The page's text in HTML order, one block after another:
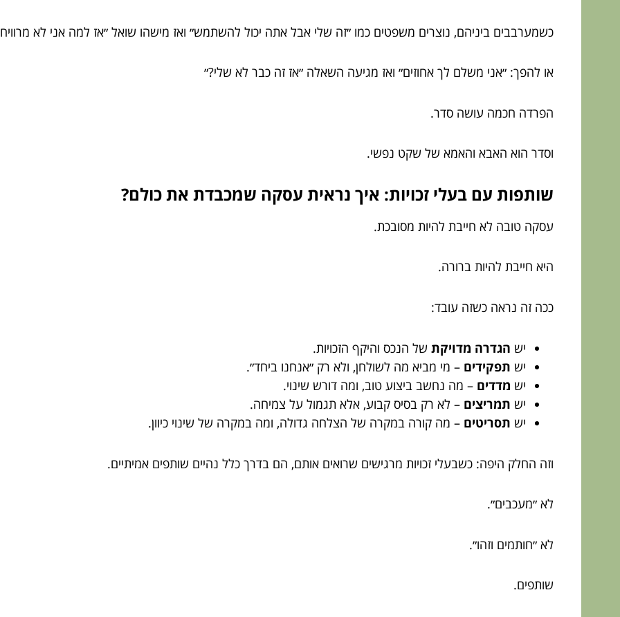
כשמערבבים ביניהם, נוצרים משפטים כמו ״זה שלי אבל אתה יכול להשתמש״ ואז מישהו שואל ״אז למה אני לא
או להפך: ״אני משלם לך אחוזים״ ואז מגיעה השאלה ״אז זה כבר לא שלי?״
הפרדה חכמה עושה סדר.
וסדר הוא האבא והאמא של שקט נפשי.
שותפות עם בעלי זכויות: איך נראית עסקה שמכבדת את כולם?
עסקה טובה לא חייבת להיות מסובכת.
היא חייבת להיות ברורה.
ככה זה נראה כשזה עובד:
יש הגדרה מדויקת של הנכס והיקף הזכויות.
יש תפקידים – מי מביא מה לשולחן, ולא רק ״אנחנו ביחד״.
יש מדדים – מה נחשב ביצוע טוב, ומה דורש שינוי.
יש תמריצים – לא רק בסיס קבוע, אלא תגמול על צמיחה.
יש תסריטים – מה קורה במקרה של הצלחה גדולה, ומה במקרה של שינוי כיוון.
וזה החלק היפה: כשבעלי זכויות מרגישים שרואים אותם, הם בדרך כלל נהיים שותפים אמיתיים.
לא ״מעכבים״.
לא ״חותמים וזהו״.
שותפים.